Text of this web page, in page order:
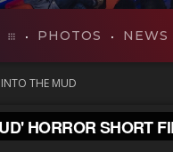
PHOTOS NEWS
INTO THE MUD